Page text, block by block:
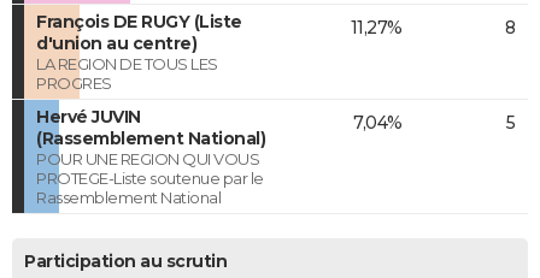
François DE RUGY (Liste
d'union au centre)
LA REGION DE TOUS LES
PROGRES
11,27% 8
Hervé JUVIN
(Rassemblement National)
POUR UNE REGION QUI VOUS
PROTEGE-Liste soutenue par le
Rassemblement National
7,04% 5
Participation au scrutin